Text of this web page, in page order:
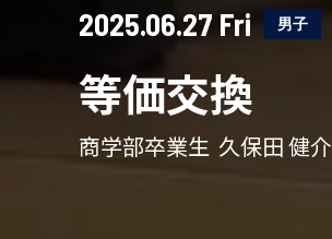
2025.06.27 Fri 男子
等価交換
商学部卒業生 久保田 健介